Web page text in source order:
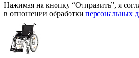
Нажимая на кнопку “Отправить”, я
в отношении обработки персональных